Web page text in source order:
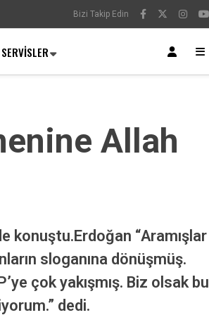
Bizi Takip Edin
SERVISLER
Allah
konuştu.Erdoğan “Aramışlar
sloganına dönüşmüş.
çok yakışmış. Biz olsak bu
dedi.